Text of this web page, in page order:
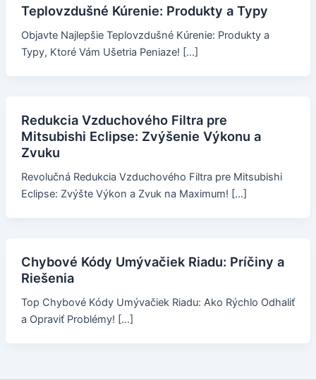
Teplovzdušné Kúrenie: Produkty a Typy
Objavte Najlepšie Teplovzdušné Kúrenie: Produkty a
Typy, Ktoré Vám Ušetria Peniaze! […]
Redukcia Vzduchového Filtra pre
Mitsubishi Eclipse: Zvýšenie Výkonu a
Zvuku
Revolučná Redukcia Vzduchového Filtra pre Mitsubishi
Eclipse: Zvýšte Výkon a Zvuk na Maximum! […]
Chybové Kódy Umývačiek Riadu: Príčiny a
Riešenia
Top Chybové Kódy Umývačiek Riadu: Ako Rýchlo Odhaliť
a Opraviť Problémy! […]